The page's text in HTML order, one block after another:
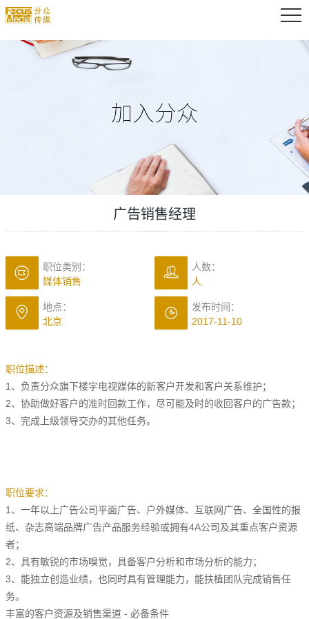
广告销售经理
职位类别：
媒体销售
人数：
人
地点：
北京
发布时间：
2017-11-10
职位描述：
1、负责分众旗下楼宇电视媒体的新客户开发和客户关系维护；
2、协助做好客户的准时回款工作，尽可能及时的收回客户的广告款；
3、完成上级领导交办的其他任务。
职位要求：
1、一年以上广告公司平面广告、户外媒体、互联网广告、全国性的报
纸、杂志高端品牌广告产品服务经验或拥有4A公司及其重点客户资源
者；
2、具有敏锐的市场嗅觉，具备客户分析和市场分析的能力；
3、能独立创造业绩，也同时具有管理能力，能扶植团队完成销售任
务。
丰富的客户资源及销售渠道 - 必备条件